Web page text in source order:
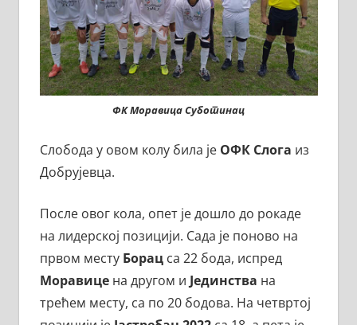
ФК Моравица Суботинац
Слобода у овом колу била је ОФК Слога из
Добрујевца.
После овог кола, опет је дошло до рокаде
на лидерској позицији. Сада је поново на
првом месту Борацса 22 бода, испред
Моравицена другом и Јединства на
трећем месту, са по 20 бодова. На четвртој